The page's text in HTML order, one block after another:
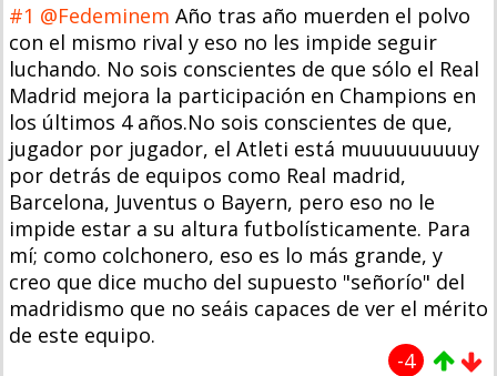
#1 @Fedeminem Año tras año muerden el polvo
con el mismo rival y eso no les impide seguir
luchando. No sois conscientes de que sólo el Real
Madrid mejora la participación en Champions en
los últimos 4 años.No sois conscientes de que,
jugador por jugador, el Atleti está muuuuuuuuuy
por detrás de equipos como Real madrid,
Barcelona, Juventus o Bayern, pero eso no le
impide estar a su altura futbolísticamente. Para
mí; como colchonero, eso es lo más grande, y
creo que dice mucho del supuesto "señorío" del
madridismo que no seáis capaces de ver el mérito
de este equipo.
-4